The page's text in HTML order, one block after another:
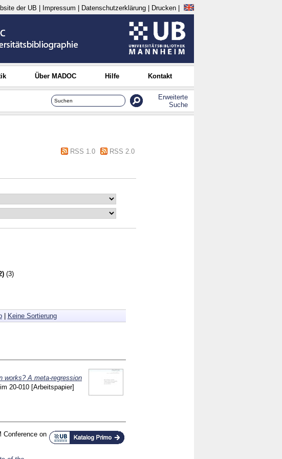
der UB Impressum Datenschutzerklärung Drucken
Über MADOC Hilfe Kontakt
Erweiterte
Suche
RSS 1.0
RSS 2.0
(3)
| Keine Sortierung
works? A meta-regression
20-010 [Arbeitspapier]
Conference on